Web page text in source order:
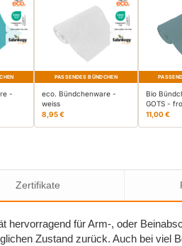
-
PASSENDES BÜNDCHEN
eco. Bündchenware -
weiss
8,95 €
Bio
GOTS -
11,00 €
Zertifikate
hervorragend für Arm-, oder
Zustand zurück. Auch bei viel